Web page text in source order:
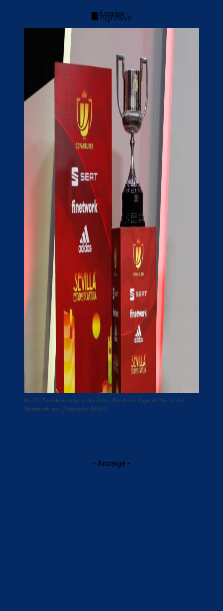
- Anzeige -
Der FC Barcelona steigt in der dritten Runde der Copa del Rey in den
Wettbewerb ein. (Fotocredit: RFEF)
- Anzeige -